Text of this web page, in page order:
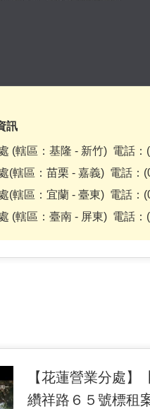
訊
(轄區：基隆 - 新竹) 電話
(轄區：苗栗 - 嘉義) 電話：
(轄區：宜蘭 - 臺東) 電話
(轄區：臺南 - 屏東) 電話
【花蓮營業分處
纘祥路６５號標租